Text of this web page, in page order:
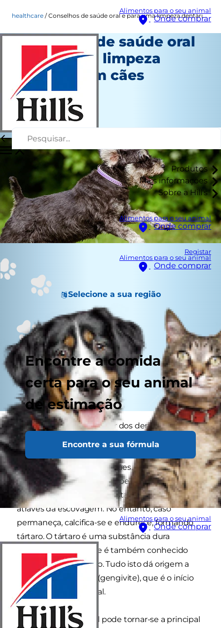
Alimentos para o seu animal
Onde comprar
Produtos
Mais informações
Sobre a Hill's
Alimentos para o seu animal
Onde comprar
Registar
Alimentos para o seu animal
Onde comprar
Selecione a sua região
Encontre a comida
certa para o seu animal
de estimação
Encontre a sua fórmula
Alimentos para o seu animal
Onde comprar
healthcare Conselhos de saúde oral e para uma limpeza dentária em cães
Conselhos de saúde oral
e para uma limpeza
dentária em cães
Saúde
Autor da equipe
Janeiro 24, 2025
Acredite-se ou não, cuidar dos dentes do seu
cão é tão importante como cuidar dos seus. Tal
como nós, a placa bacteriana também se
acumula nos dentes dos cães. A placa
bacteriana é uma camada pegajosa nos dentes,
causada pelas bactérias. Esta pode ser removida
através da escovagem. No entanto, caso
permaneça, calcifica-se e endurece, formando
tártaro. O tártaro é uma substância dura
amarelada-castanha e é também conhecido
como cálculo dentário. Tudo isto dá origem a
gengivas inflamadas (gengivite), que é o início
da doença periodontal.
A doença periodontal pode tornar-se a principal